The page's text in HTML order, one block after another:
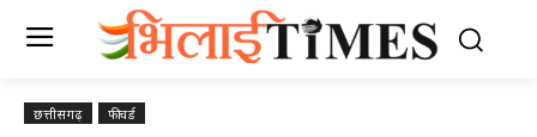
छत्तीसगढ़ फीचर्ड